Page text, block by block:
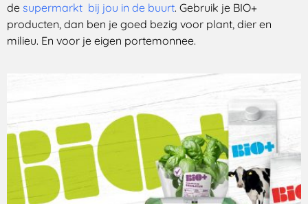
de supermarkt bij jou in de buurt. Gebruik je BIO+
producten, dan ben je goed bezig voor plant, dier en
milieu. En voor je eigen portemonnee.